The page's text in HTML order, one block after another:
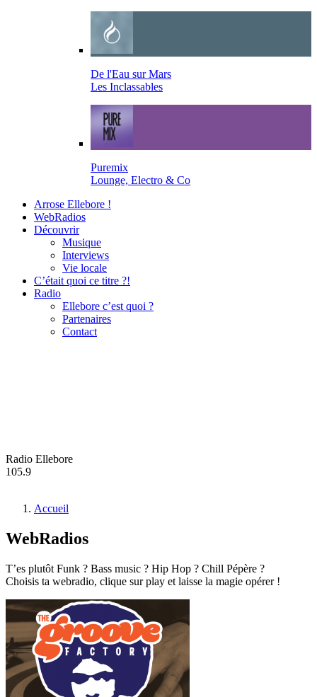
De l'Eau sur Mars
Les Inclassables
Puremix
Lounge, Electro & Co
Arrose Ellebore !
WebRadios
Découvrir
Musique
Interviews
Vie locale
C’était quoi ce titre ?!
Radio
Ellebore c’est quoi ?
Partenaires
Contact
Radio Ellebore
105.9
Accueil
WebRadios
T’es plutôt Funk ? Bass music ? Hip Hop ? Chill Pépère ?
Choisis ta webradio, clique sur play et laisse la magie opérer !